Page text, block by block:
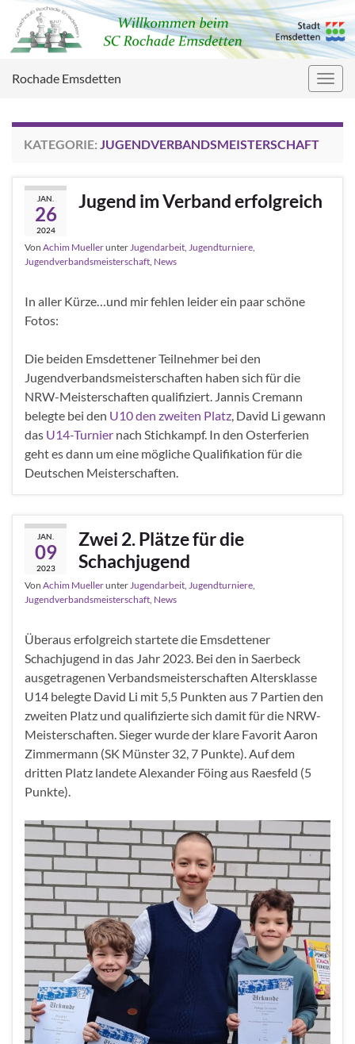
Rochade Emsdetten
KATEGORIE: JUGENDVERBANDSMEISTERSCHAFT
JAN.
26
2024
Jugend im Verband erfolgreich
Von Achim Muellerunter Jugendarbeit Jugendturniere
Jugendverbandsmeisterschaft News
In aller Kürze…und mir fehlen leider ein paar schöne
Fotos:
Die beiden Emsdettener Teilnehmer bei den
Jugendverbandsmeisterschaften haben sich für die
NRW-Meisterschaften qualifiziert. Jannis Cremann
belegte bei den U10 den zweiten Platz, David Li gewann
das U14-Turnier nach Stichkampf. In den Osterferien
geht es dann um eine mögliche Qualifikation für die
Deutschen Meisterschaften.
JAN.
09
2023
Zwei 2. Plätze für die
Schachjugend
Von Achim Muellerunter Jugendarbeit Jugendturniere
Jugendverbandsmeisterschaft News
Überaus erfolgreich startete die Emsdettener
Schachjugend in das Jahr 2023. Bei den in Saerbeck
ausgetragenen Verbandsmeisterschaften Altersklasse
U14 belegte David Li mit 5,5 Punkten aus 7 Partien den
zweiten Platz und qualifizierte sich damit für die NRW-
Meisterschaften. Sieger wurde der klare Favorit Aaron
Zimmermann (SK Münster 32, 7 Punkte). Auf dem
dritten Platz landete Alexander Föing aus Raesfeld (5
Punkte).